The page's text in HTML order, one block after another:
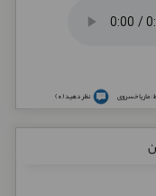
: ماریا خسروی نظر دهید (0)